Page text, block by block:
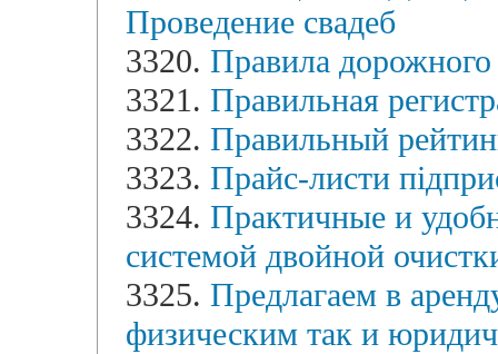
Проведение свадеб
3320. Правила
3321. Правильная
3322. Правильный
3323. Прайс-листи
3324. Практичные и
системой двойной
3325. Предлагаем в
физическим так и